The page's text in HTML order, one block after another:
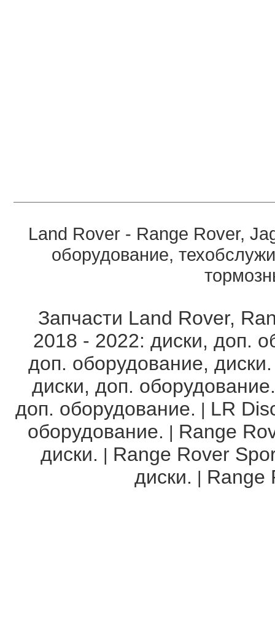
Land Rover - Range Rover,
оборудование,
Запчасти Land Rover,
2018 - 2022: диски, доп.
доп. оборудование, диски.
диски, доп. оборудование.
доп. оборудование. | LR
оборудование. | Range
диски. | Range Rover
диски. | Range